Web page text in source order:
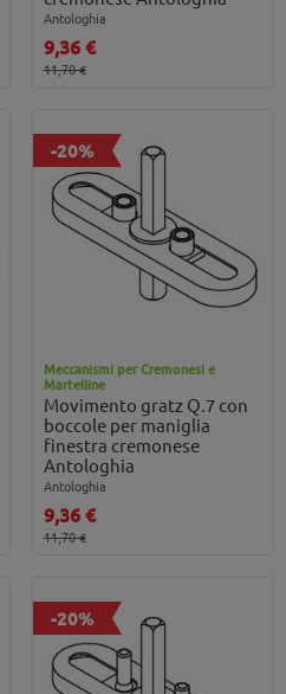
Antologhia
9,36 €
11,70 €
-20%
Meccanismi per Cremonesi e
Martelline
Movimento gratz Q.7 con
boccole per maniglia
finestra cremonese
Antologhia
Antologhia
9,36 €
11,70 €
-20%